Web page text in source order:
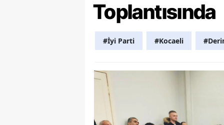
Toplantısında
#İyi Parti #Kocaeli